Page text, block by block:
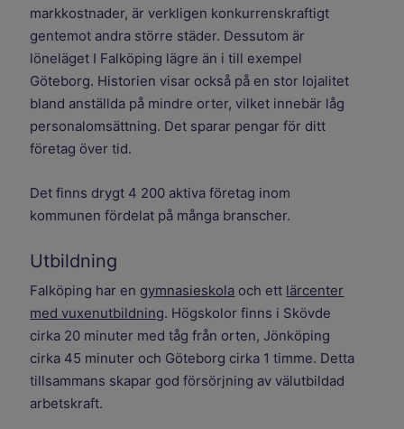
markkostnader, är verkligen konkurrenskraftigt
gentemot andra större städer. Dessutom är
löneläget I Falköping lägre än i till exempel
Göteborg. Historien visar också på en stor lojalitet
bland anställda på mindre orter, vilket innebär låg
personalomsättning. Det sparar pengar för ditt
företag över tid.
Det finns drygt 4 200 aktiva företag inom
kommunen fördelat på många branscher.
Utbildning
Falköping har en gymnasieskola och ett lärcenter
med vuxenutbildning. Högskolor finns i Skövde
cirka 20 minuter med tåg från orten, Jönköping
cirka 45 minuter och Göteborg cirka 1 timme. Detta
tillsammans skapar god försörjning av välutbildad
arbetskraft.